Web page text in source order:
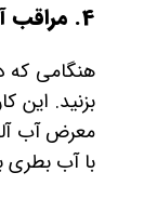
4. مراقب آبی که استفاده می کنید باشید
هنگامی که
بزنید. این
معرض آب
با آب بطری